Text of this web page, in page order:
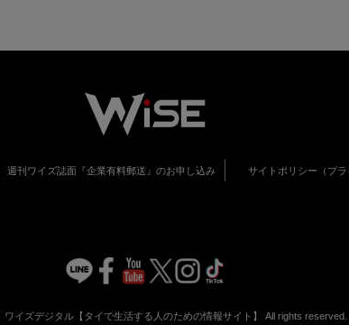
週刊ワイズ誌面『企業有料郵送』のお申し込み サイトポリシー（プラ
ワイズデジタル【タイで生活する人のための情報サイト】 All rights reserved.